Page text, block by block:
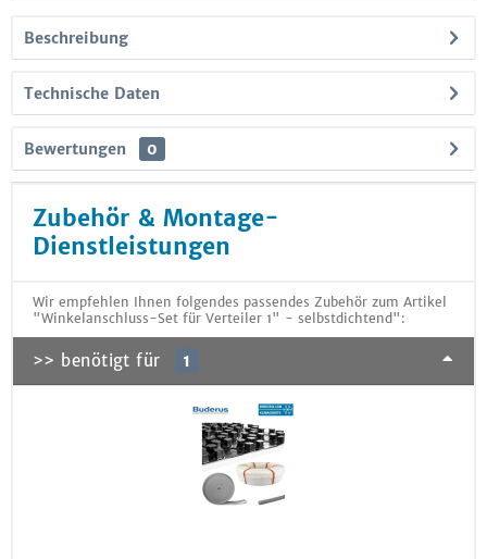
Beschreibung
Technische Daten
Bewertungen 0
Zubehör & Montage-
Dienstleistungen
Wir empfehlen Ihnen folgendes passendes Zubehör zum Artikel
"Winkelanschluss-Set für Verteiler 1" - selbstdichtend":
>> benötigt für 1